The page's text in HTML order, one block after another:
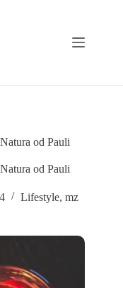
od Pauli
od Pauli
Lifestyle, mz